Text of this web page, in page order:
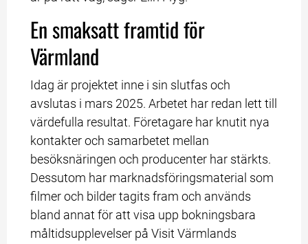
En smaksatt framtid för
Värmland
Idag är projektet inne i sin slutfas och
avslutas i mars 2025. Arbetet har redan lett till
värdefulla resultat. Företagare har knutit nya
kontakter och samarbetet mellan
besöksnäringen och producenter har stärkts.
Dessutom har marknadsföringsmaterial som
filmer och bilder tagits fram och används
bland annat för att visa upp bokningsbara
måltidsupplevelser på Visit Värmlands